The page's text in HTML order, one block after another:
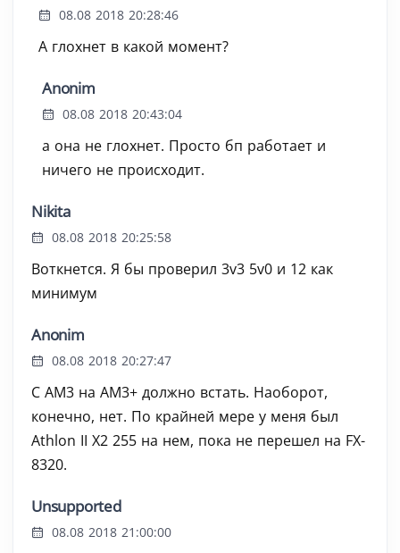
08.08 2018 20:28:46
А глохнет в какой момент?
Anonim
08.08 2018 20:43:04
а она не глохнет. Просто бп работает и
ничего не происходит.
Nikita
08.08 2018 20:25:58
Воткнется. Я бы проверил 3v3 5v0 и 12 как
минимум
Anonim
08.08 2018 20:27:47
С АМ3 на АМ3+ должно встать. Наоборот,
конечно, нет. По крайней мере у меня был
Athlon II X2 255 на нем, пока не перешел на FX-
8320.
Unsupported
08.08 2018 21:00:00